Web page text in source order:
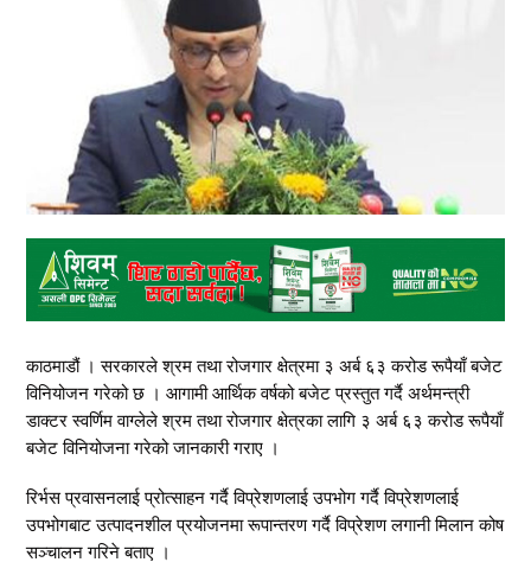
काठमाडौं । सरकारले श्रम तथा रोजगार क्षेत्रमा ३ अर्ब ६३ करोड रूपैयाँ बजेट
विनियोजन गरेको छ । आगामी आर्थिक वर्षको बजेट प्रस्तुत गर्दै अर्थमन्त्री
डाक्टर स्वर्णिम वाग्लेले श्रम तथा रोजगार क्षेत्रका लागि ३ अर्ब ६३ करोड रूपैयाँ
बजेट विनियोजना गरेको जानकारी गराए ।
रिर्भस प्रवासनलाई प्रोत्साहन गर्दै विप्रेशणलाई उपभोग गर्दै विप्रेशणलाई
उपभोगबाट उत्पादनशील प्रयोजनमा रूपान्तरण गर्दै विप्रेशण लगानी मिलान कोष
सञ्चालन गरिने बताए ।